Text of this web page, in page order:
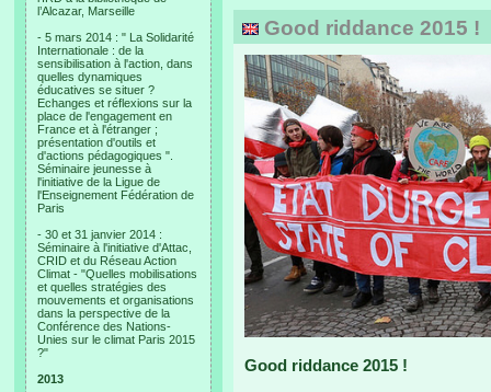
l’Alcazar, Marseille
- 5 mars 2014 : " La Solidarité
Internationale : de la
sensibilisation à l'action, dans
quelles dynamiques
éducatives se situer ?
Echanges et réflexions sur la
place de l'engagement en
France et à l'étranger ;
présentation d'outils et
d'actions pédagogiques ".
Séminaire jeunesse à
l'initiative de la Ligue de
l'Enseignement Fédération de
Paris
- 30 et 31 janvier 2014 :
Séminaire à l'initiative d'Attac,
CRID et du Réseau Action
Climat - "Quelles mobilisations
et quelles stratégies des
mouvements et organisations
dans la perspective de la
Conférence des Nations-
Unies sur le climat Paris 2015
?"
2013
Good riddance 2015 !
Good riddance 2015 !